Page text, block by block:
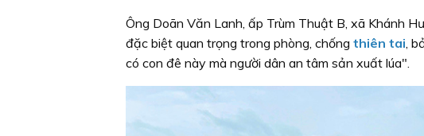
Ông Doãn Văn Lanh, ấp Trùm Thuật B, xã Khánh
đặc biệt quan trọng trong phòng, chống thiên tai,
có con đê này mà người dân an tâm sản xuất lúa".